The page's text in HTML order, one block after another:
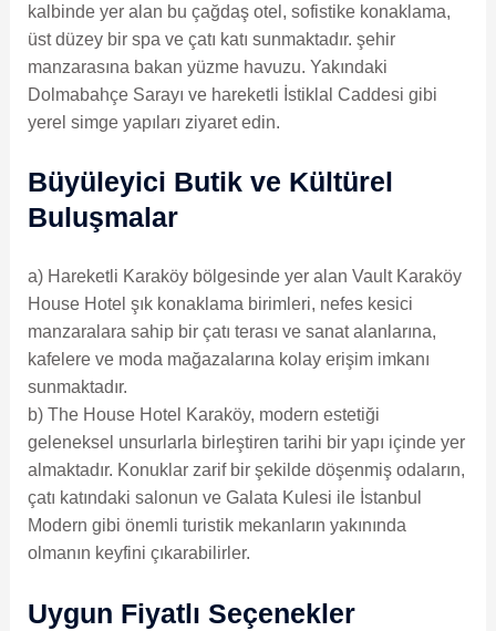
kalbinde yer alan bu çağdaş otel, sofistike konaklama,
üst düzey bir spa ve çatı katı sunmaktadır. şehir
manzarasına bakan yüzme havuzu. Yakındaki
Dolmabahçe Sarayı ve hareketli İstiklal Caddesi gibi
yerel simge yapıları ziyaret edin.
Büyüleyici Butik ve Kültürel
Buluşmalar
a) Hareketli Karaköy bölgesinde yer alan Vault Karaköy
House Hotel şık konaklama birimleri, nefes kesici
manzaralara sahip bir çatı terası ve sanat alanlarına,
kafelere ve moda mağazalarına kolay erişim imkanı
sunmaktadır.
b) The House Hotel Karaköy, modern estetiği
geleneksel unsurlarla birleştiren tarihi bir yapı içinde yer
almaktadır. Konuklar zarif bir şekilde döşenmiş odaların,
çatı katındaki salonun ve Galata Kulesi ile İstanbul
Modern gibi önemli turistik mekanların yakınında
olmanın keyfini çıkarabilirler.
Uygun Fiyatlı Seçenekler